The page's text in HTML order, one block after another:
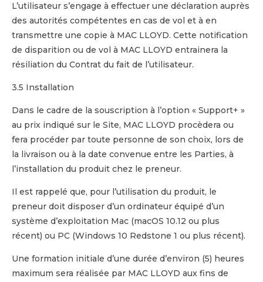
L’utilisateur s’engage à effectuer une déclaration auprès
des autorités compétentes en cas de vol et à en
transmettre une copie à MAC LLOYD. Cette notification
de disparition ou de vol à MAC LLOYD entrainera la
résiliation du Contrat du fait de l’utilisateur.
3.5 Installation
Dans le cadre de la souscription à l’option « Support+ »
au prix indiqué sur le Site, MAC LLOYD procèdera ou
fera procéder par toute personne de son choix, lors de
la livraison ou à la date convenue entre les Parties, à
l’installation du produit chez le preneur.
Il est rappelé que, pour l’utilisation du produit, le
preneur doit disposer d’un ordinateur équipé d’un
système d’exploitation Mac (macOS 10.12 ou plus
récent) ou PC (Windows 10 Redstone 1 ou plus récent).
Une formation initiale d’une durée d’environ (5) heures
maximum sera réalisée par MAC LLOYD aux fins de